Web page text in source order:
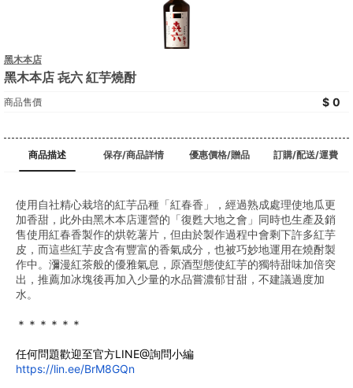
黑木本店
黑木本店 㐂六 紅芋燒酎
商品售價 0
商品描述 保存/商品詳情 優惠價格/贈品 訂購/配送/運費
使用自社精心栽培的紅芋品種「紅春香」，經過熟成處理使地瓜更
加香甜，此外由黑木本店運營的「復甦大地之會」同時也生產及銷
售使用紅春香製作的烘乾薯片，但由於製作過程中會剩下許多紅芋
皮，而這些紅芋皮含有豐富的香氣成分，也被巧妙地運用在燒酎製
作中。瀰漫紅茶般的優雅氣息，原酒型態使紅芋的獨特甜味加倍突
出，推薦加冰塊後再加入少量的水品嘗濃郁甘甜，不建議過度加
水。
＊＊＊＊＊＊
任何問題歡迎至官方LINE@詢問小編
https://lin.ee/BrM8GQn